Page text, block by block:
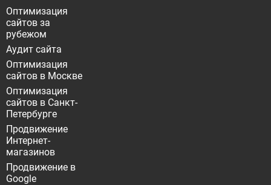
Оптимизация
сайтов за
рубежом
Аудит сайта
Оптимизация
сайтов в Москве
Оптимизация
сайтов в Санкт-
Петербурге
Продвижение
Интернет-
магазинов
Продвижение в
Google